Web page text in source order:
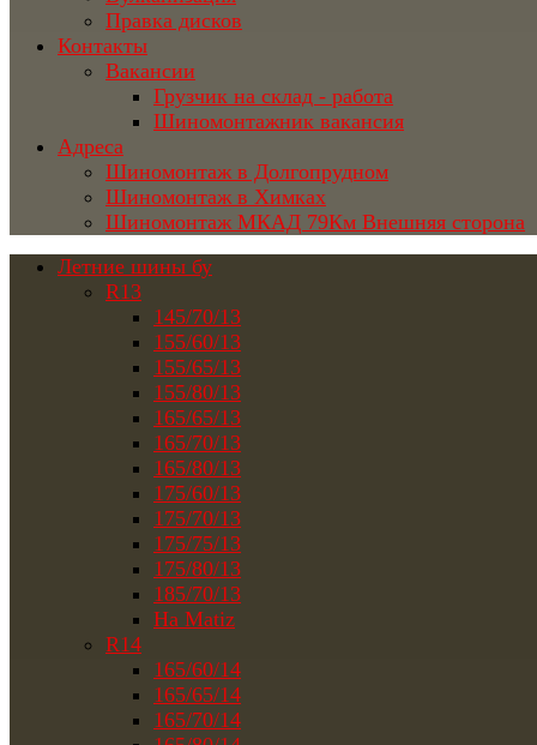
Правка дисков
Контакты
Вакансии
Грузчик на склад - работа
Шиномонтажник вакансия
Адреса
Шиномонтаж в Долгопрудном
Шиномонтаж в Химках
Шиномонтаж МКАД 79Км Внешняя сторона
Летние шины бу
R13
145/70/13
155/60/13
155/65/13
155/80/13
165/65/13
165/70/13
165/80/13
175/60/13
175/70/13
175/75/13
175/80/13
185/70/13
На Matiz
R14
165/60/14
165/65/14
165/70/14